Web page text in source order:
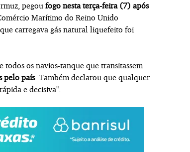
pegoufogo nesta terça-feira (7) após
Marítimo do Reino Unido
carregava gás natural liquefeito foi
os navios-tanque que transitassem
pelo país. Também declarou que qualquer
e decisiva".